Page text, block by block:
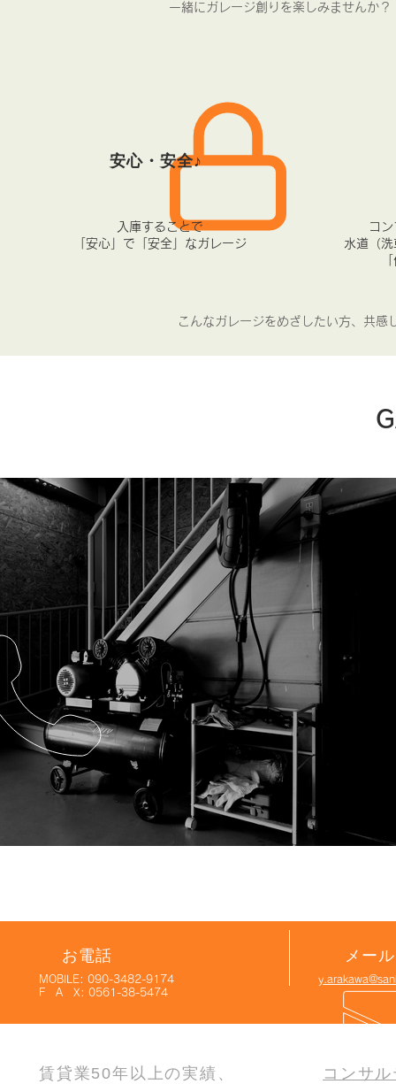
​一緒にガレージ創りを楽しみませんか？
安心・安全♪
入庫することで
「安心」で「安全」なガレージ
コ
水道（
こんなガレージをめざしたい方、共感
お電話
MOBILE: 090-3482-9174
F A X: 0561-38-5474
メール
賃貸業50年以上の実績、
コンサ